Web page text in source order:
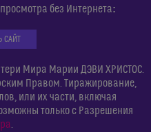
без Интернета:
САЙТ
Мира Марии ДЭВИ ХРИСТОС.
Правом. Тиражирование,
или их части, включая
только с Разрешения
.